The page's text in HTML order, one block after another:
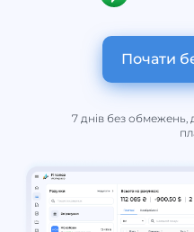
Почати
7 днів без обмежень,